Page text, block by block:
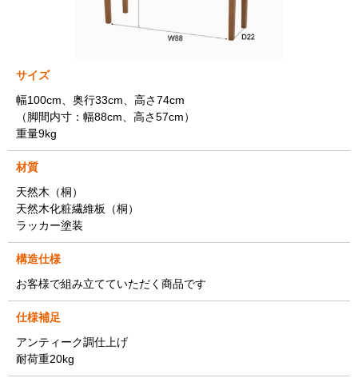
サイズ
幅100cm、奥行33cm、高さ74cm
（脚間内寸：幅88cm、高さ57cm）
重量9kg
材質
天然木（桐）
天然木化粧繊維板（桐）
ラッカー塗装
構造仕様
お客様で組み立てていただく商品です
仕様補足
アンティーク調仕上げ
耐荷重20kg